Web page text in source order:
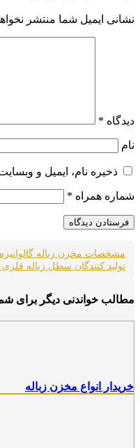
نشانی ایمیل شما منتشر
دیدگاه *
نام
ذخیره نام، ایمیل و
شماره همراه *
مشخصات مخزن زباله گالوانیزه
تولید کنندگان سطل زباله
مطالب خواندنی دیگر برای
خریدار انواع مخزن زباله